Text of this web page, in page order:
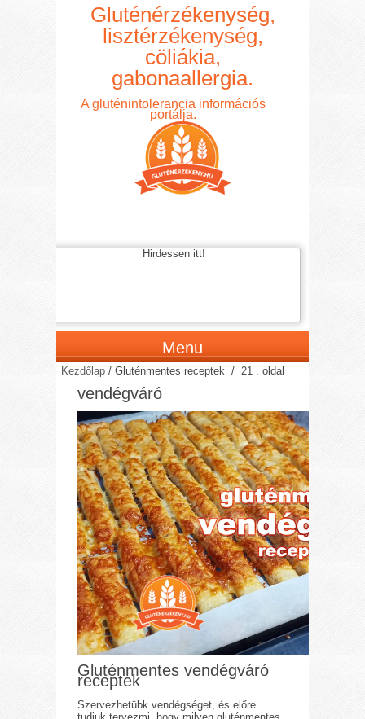
Gluténérzékenység,
lisztérzékenység,
cöliákia,
gabonaallergia.
A gluténintolerancia információs
portálja.
Hirdessen itt!
Menu
Kezdőlap /Gluténmentes receptek / 21 . oldal
vendégváró
Gluténmentes vendégváró
receptek
Szervezhetübk vendégséget, és előre